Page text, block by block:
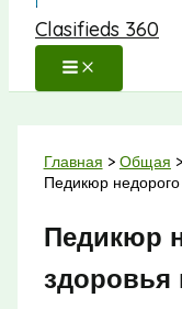
Clasifieds 360
Главная
Общая
Педикюр
Педикюр